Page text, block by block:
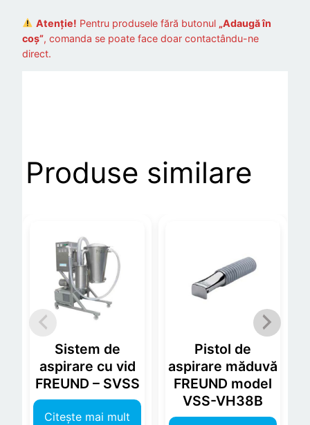
Atenție! Pentru produsele fără butonul „Adaugă în
coș”, comanda se poate face doar contactându-ne
direct.
Produse similare
Sistem de
aspirare cu vid
FREUND – SVSS
Citește mai mult
Pistol de
aspirare măduvă
FREUND model
VSS-VH38B